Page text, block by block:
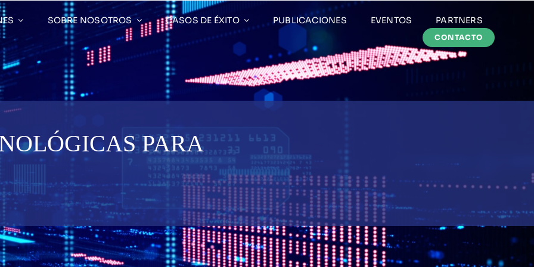
SOBRE NOSOTROS CASOS DE ÉXITO PUBLICACIONES EVENTOS PARTNERS
CONTACTO
PARA